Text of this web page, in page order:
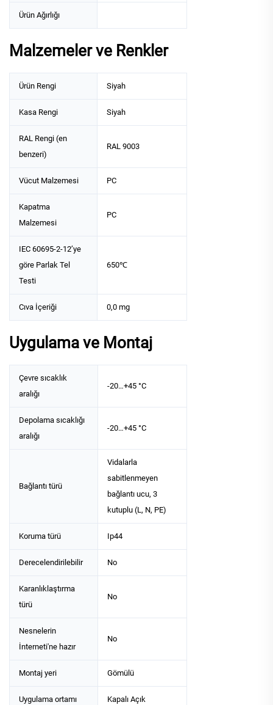
Ürün Ağırlığı
Malzemeler ve Renkler
Ürün Rengi Siyah
Kasa Rengi Siyah
RAL Rengi (en
benzeri)
RAL 9003
Vücut Malzemesi PC
Kapatma
Malzemesi
PC
IEC 60695-2-12’ye
göre Parlak Tel
Testi
650℃
Cıva İçeriği 0,0 mg
Uygulama ve Montaj
Çevre sıcaklık
aralığı
-20…+45 °C
Depolama sıcaklığı
aralığı
-20…+45 °C
Bağlantı türü
Vidalarla
sabitlenmeyen
bağlantı ucu, 3
kutuplu (L, N, PE)
Koruma türü Ip44
Derecelendirilebilir No
Karanlıklaştırma
türü
No
Nesnelerin
İnterneti'ne hazır
No
Montaj yeri Gömülü
Uygulama ortamı Kapalı Açık